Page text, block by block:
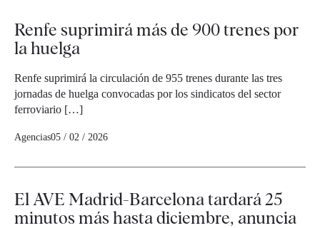
Renfe suprimirá más de 900 trenes por
la huelga
Renfe suprimirá la circulación de 955 trenes durante las tres
jornadas de huelga convocadas por los sindicatos del sector
ferroviario […]
Agencias05 / 02 / 2026
El AVE Madrid-Barcelona tardará 25
minutos más hasta diciembre, anuncia